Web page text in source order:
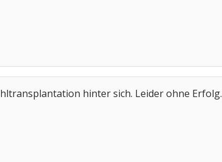
hinter sich. Leider ohne Erfolg.